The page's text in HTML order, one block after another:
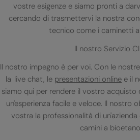
vostre esigenze e siamo pronti a
cercando di trasmettervi la nostra
tecnico come i caminetti
Il nostro Servizio
Il nostro impegno è per voi. Con le nostre
la live chat, le presentazioni online e il
siamo qui per rendere il vostro
un'esperienza facile e veloce. Il nostro
vostra la professionalità di
camini a